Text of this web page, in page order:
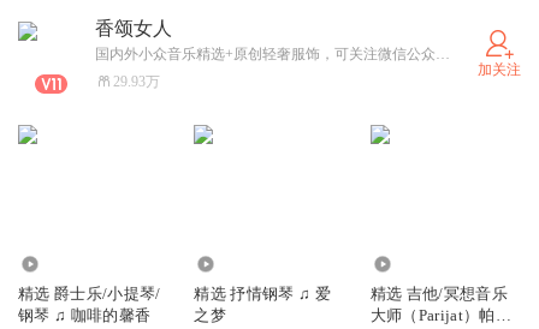
香颂女人
国内外小众音乐精选+原创轻奢服饰，可关注微信公众号或同名喜马拉雅号：“香颂女人”，也可加本人微信号：youya-2009 友情音乐互动。
29.93万
加关注
精选 爵士乐/小提琴/
钢琴 ♫ 咖啡的馨香
精选 抒情钢琴 ♫ 爱
之梦
精选 吉他/冥想音乐
大师（Parijat）帕里